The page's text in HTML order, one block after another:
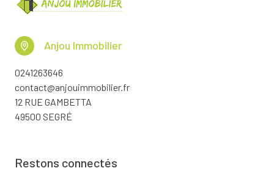
Anjou Immobilier
0241263646
contact@anjouimmobilier.fr
12 RUE GAMBETTA
49500 SEGRÉ
Restons connectés